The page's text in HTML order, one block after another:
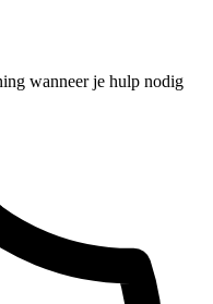
wanneer je hulp nodig